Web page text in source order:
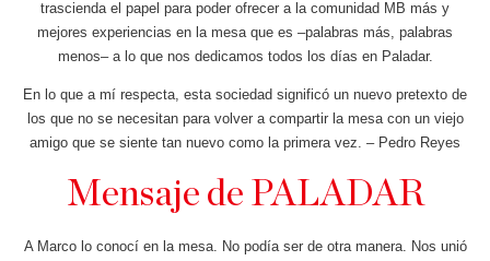
trascienda el papel para poder ofrecer a la comunidad MB más y
mejores experiencias en la mesa que es –palabras más, palabras
menos– a lo que nos dedicamos todos los días en Paladar.
En lo que a mí respecta, esta sociedad significó un nuevo pretexto de
los que no se necesitan para volver a compartir la mesa con un viejo
amigo que se siente tan nuevo como la primera vez. – Pedro Reyes
Mensaje de PALADAR
A Marco lo conocí en la mesa. No podía ser de otra manera. Nos unió